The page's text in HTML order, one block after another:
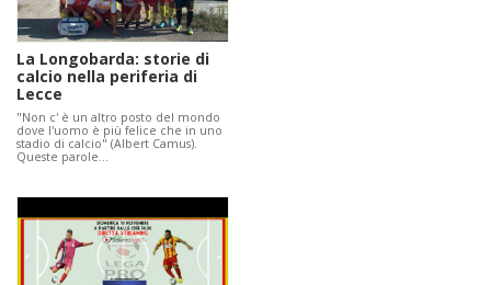
La Longobarda: storie di
calcio nella periferia di
Lecce
"Non c' è un altro posto del mondo
dove l'uomo è più felice che in uno
stadio di calcio" (Albert Camus).
Queste parole…